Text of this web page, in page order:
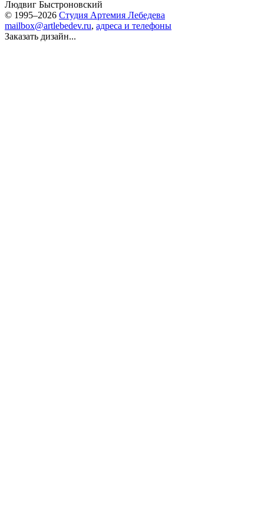
Людвиг Быстроновский
© 1995–2026 Студия Артемия Лебедева
mailbox@artlebedev.ru, адреса и телефоны
Заказать дизайн...